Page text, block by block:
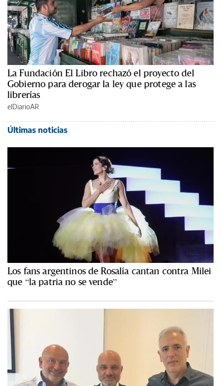
La Fundación El Libro rechazó el proyecto del
Gobierno para derogar la ley que protege a las
librerías
elDiarioAR
Últimas noticias
Los fans argentinos de Rosalía cantan contra Milei
que “la patria no se vende”